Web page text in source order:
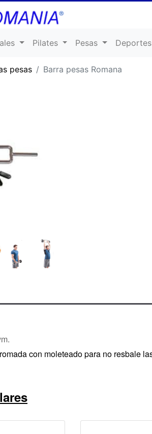
Pilates Pesas Deportes
pesas Barra pesas Romana
con moleteado para no resbale